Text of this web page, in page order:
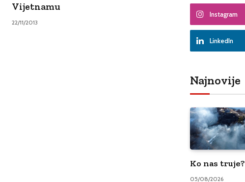
Vijetnamu
22/11/2013
Instagram
LinkedIn
Najnovije
Ko nas truje?
05/08/2026